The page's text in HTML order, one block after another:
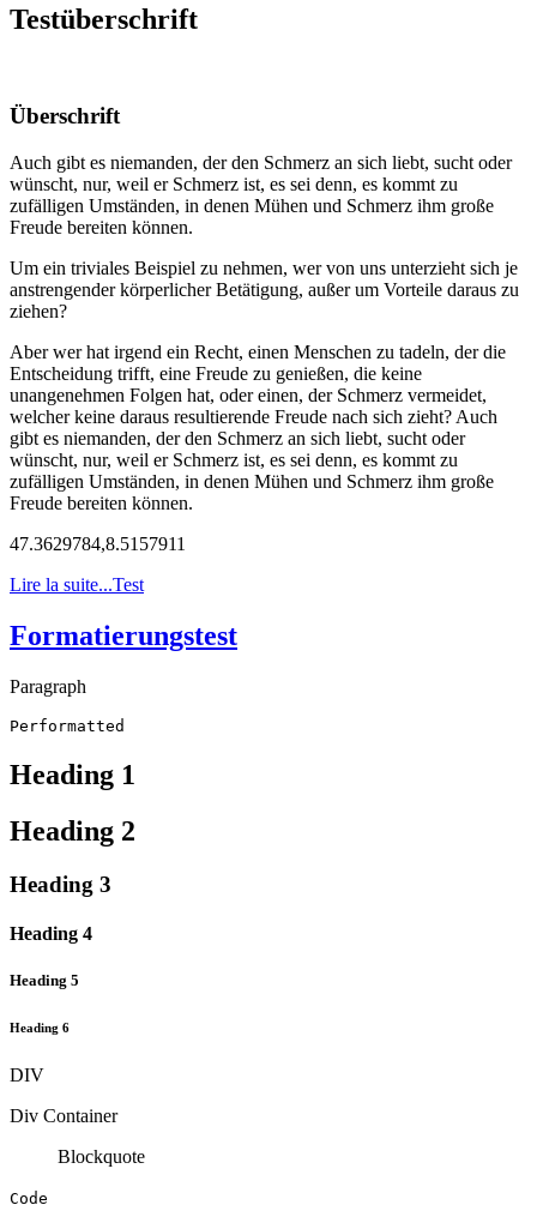
Testüberschrift
Überschrift
Auch gibt es niemanden, der den Schmerz an sich liebt, sucht oder
wünscht, nur, weil er Schmerz ist, es sei denn, es kommt zu
zufälligen Umständen, in denen Mühen und Schmerz ihm große
Freude bereiten können.
Um ein triviales Beispiel zu nehmen, wer von uns unterzieht sich je
anstrengender körperlicher Betätigung, außer um Vorteile daraus zu
ziehen?
Aber wer hat irgend ein Recht, einen Menschen zu tadeln, der die
Entscheidung trifft, eine Freude zu genießen, die keine
unangenehmen Folgen hat, oder einen, der Schmerz vermeidet,
welcher keine daraus resultierende Freude nach sich zieht? Auch
gibt es niemanden, der den Schmerz an sich liebt, sucht oder
wünscht, nur, weil er Schmerz ist, es sei denn, es kommt zu
zufälligen Umständen, in denen Mühen und Schmerz ihm große
Freude bereiten können.
47.3629784,8.5157911
Lire la suite...Test
Formatierungstest
Paragraph
Performatted
Heading 1
Heading 2
Heading 3
Heading 4
Heading 5
Heading 6
DIV
Div Container
Blockquote
Code